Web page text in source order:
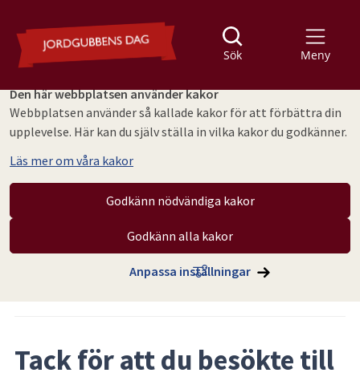
Den här webbplatsen använder kakor
Webbplatsen använder så kallade kakor för att förbättra din
upplevelse. Här kan du själv ställa in vilka kakor du godkänner.
Läs mer om våra kakor
Godkänn nödvändiga kakor
Godkänn alla kakor
Anpassa inställningar
Sök Meny
Jordgubbens dag Nyhetsarkiv Jordgubbens dag
Tack för att du besökte till